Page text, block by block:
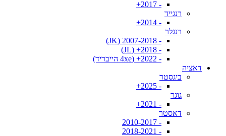
- 2017+
רנגייד
- 2014+
רנגלר
- 2007-2018 (JK)
- 2018+ (JL)
- 2022+ (4xe הייבריד)
דאציה
ביגסטר
- 2025+
גוגר
- 2021+
דאסטר
- 2010-2017
- 2018-2021